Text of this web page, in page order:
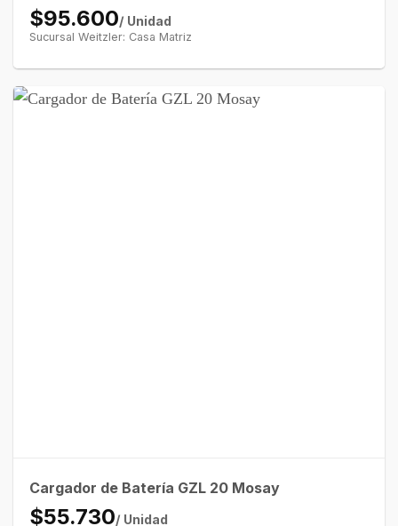
$95.600/ Unidad
Sucursal Weitzler: Casa Matriz
Cargador de Batería GZL 20 Mosay
$55.730/ Unidad